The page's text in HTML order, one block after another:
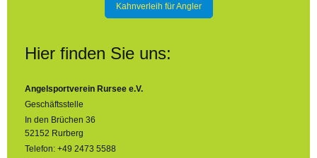
Kahnverleih für Angler
Hier finden Sie uns:
Angelsportverein Rursee e.V.
Geschäftsstelle
In den Brüchen 36
52152 Rurberg
Telefon: +49 2473 5588